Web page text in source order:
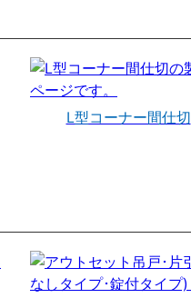
L型コーナー間仕切